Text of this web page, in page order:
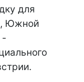
для
Южной
-